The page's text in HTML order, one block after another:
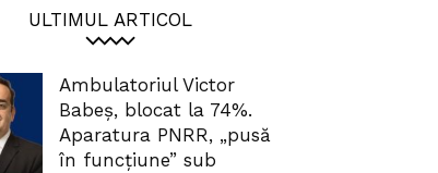
ULTIMUL ARTICOL
Ambulatoriul Victor
Babeș, blocat la 74%.
Aparatura PNRR, „pusă
în funcțiune” sub